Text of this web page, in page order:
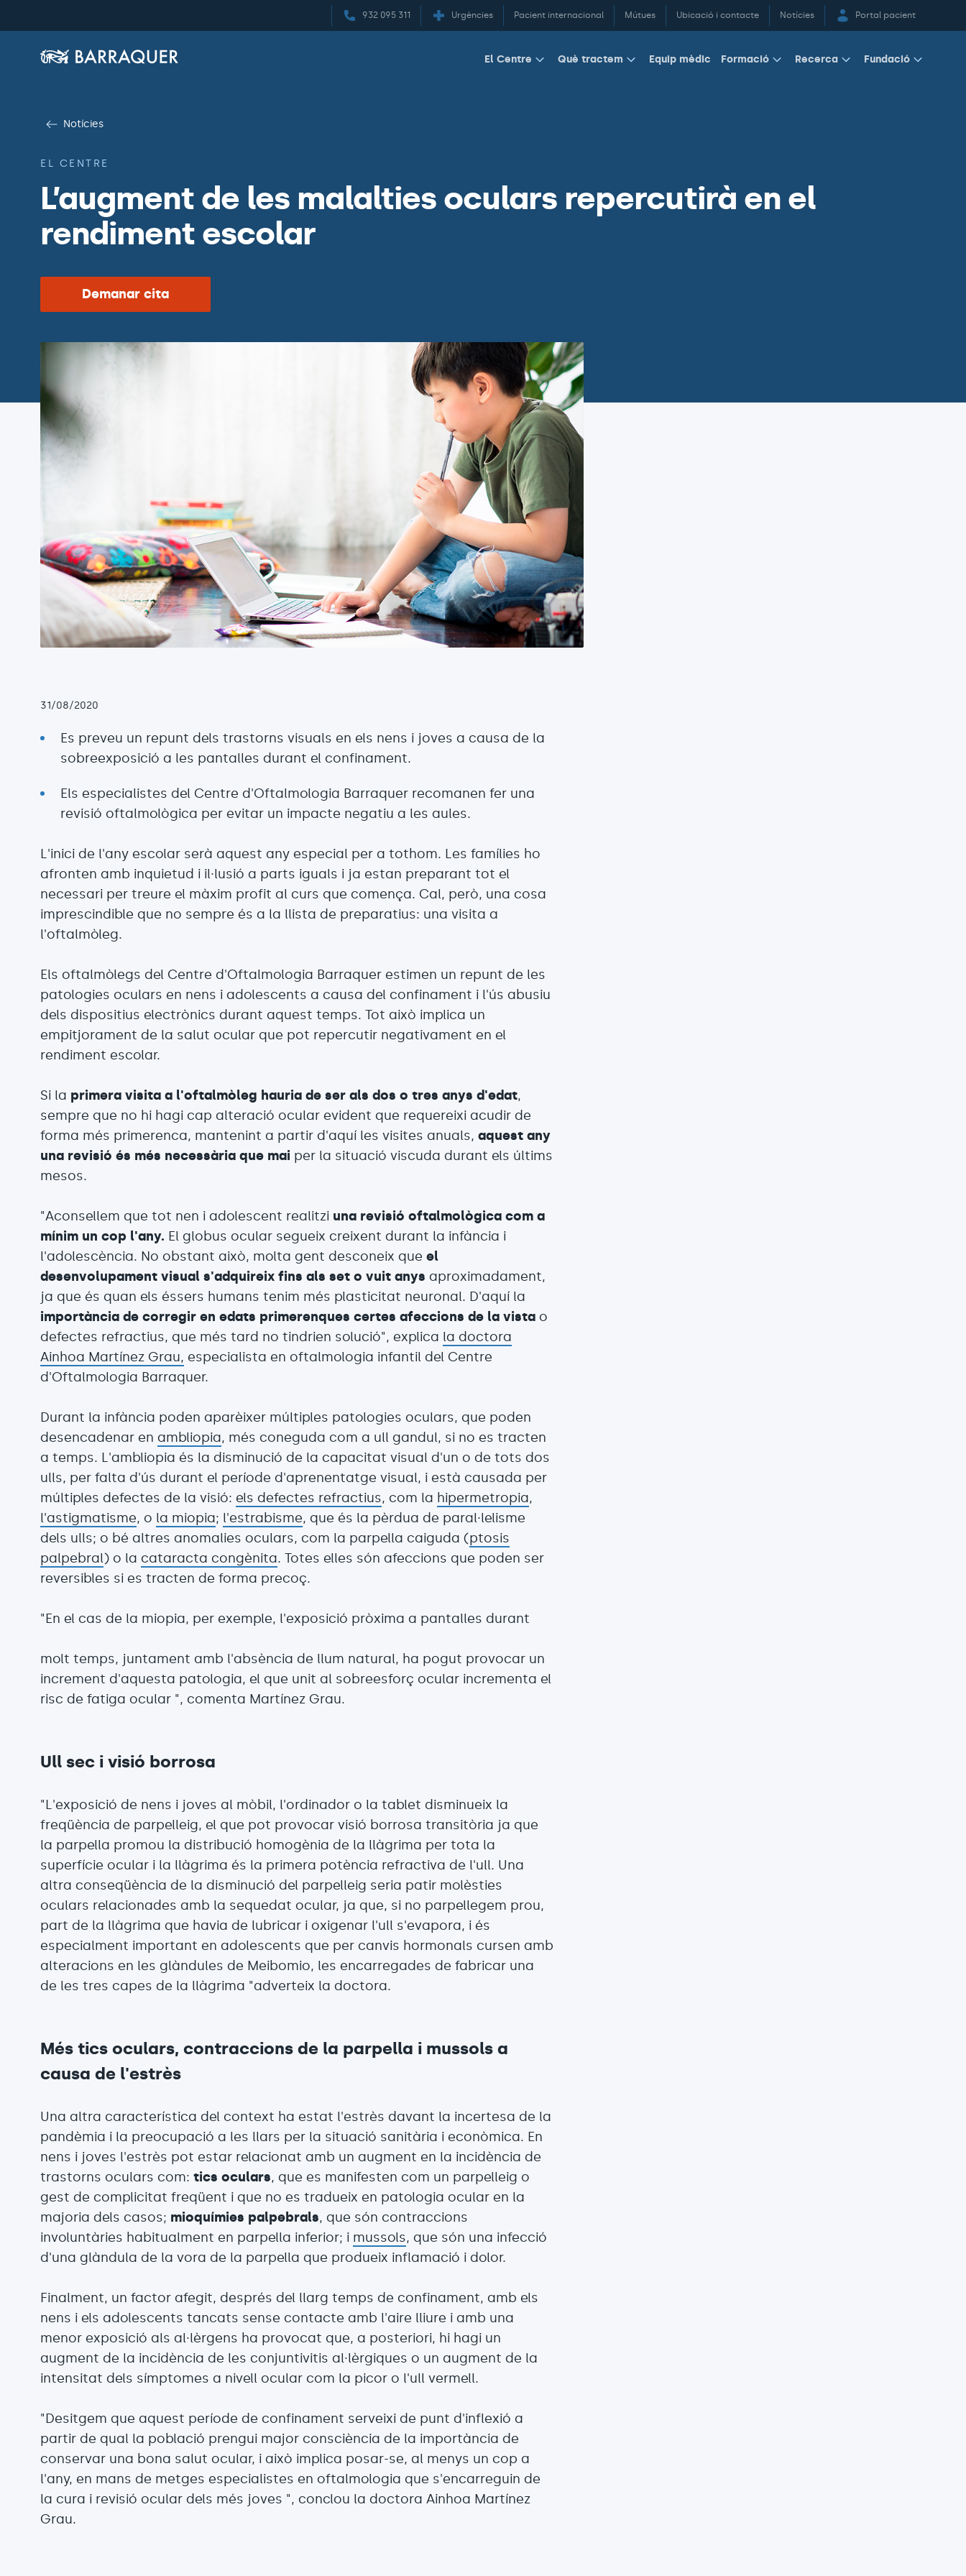
932 095 311 Urgències Pacient internacional Mútues Ubicació i contacte Notícies Portal pacient
El Centre Què tractem Equip mèdic Formació Recerca Fundació
Notícies
EL CENTRE
L’augment de les malalties oculars repercutirà en el
rendiment escolar
Demanar cita
31/08/2020
Es preveu un repunt dels trastorns visuals en els nens i joves a causa de la
sobreexposició a les pantalles durant el confinament.
Els especialistes del Centre d'Oftalmologia Barraquer recomanen fer una
revisió oftalmològica per evitar un impacte negatiu a les aules.
L'inici de l'any escolar serà aquest any especial per a tothom. Les famílies ho
afronten amb inquietud i il·lusió a parts iguals i ja estan preparant tot el
necessari per treure el màxim profit al curs que comença. Cal, però, una cosa
imprescindible que no sempre és a la llista de preparatius: una visita a
l'oftalmòleg.
Els oftalmòlegs del Centre d'Oftalmologia Barraquer estimen un repunt de les
patologies oculars en nens i adolescents a causa del confinament i l'ús abusiu
dels dispositius electrònics durant aquest temps. Tot això implica un
empitjorament de la salut ocular que pot repercutir negativament en el
rendiment escolar.
Si la primera visita a l'oftalmòleg hauria de ser als dos o tres anys d'edat,
sempre que no hi hagi cap alteració ocular evident que requereixi acudir de
forma més primerenca, mantenint a partir d'aquí les visites anuals,aquest any
una revisió és més necessària que mai per la situació viscuda durant els últims
mesos.
"Aconsellem que tot nen i adolescent realitzi una revisió oftalmològica com a
mínim un cop l'any. El globus ocular segueix creixent durant la infància i
l'adolescència. No obstant això, molta gent desconeix queel
desenvolupament visual s'adquireix fins als set o vuit anys aproximadament,
ja que és quan els éssers humans tenim més plasticitat neuronal. D'aquí la
importància de corregir en edats primerenques certes afeccions de la vista o
defectes refractius, que més tard no tindrien solució", explica la doctora
Ainhoa ​​Martínez Grau, especialista en oftalmologia infantil del Centre
d'Oftalmologia Barraquer.
Durant la infància poden aparèixer múltiples patologies oculars, que poden
desencadenar en ambliopia, més coneguda com a ull gandul, si no es tracten
a temps. L'ambliopia és la disminució de la capacitat visual d'un o de tots dos
ulls, per falta d'ús durant el període d'aprenentatge visual, i està causada per
múltiples defectes de la visió: els defectes refractius, com la hipermetropia,
l'astigmatisme, o la miopia; l'estrabisme, que és la pèrdua de paral·lelisme
dels ulls; o bé altres anomalies oculars, com la parpella caiguda (ptosis
palpebral) o la cataracta congènita. Totes elles són afeccions que poden ser
reversibles si es tracten de forma precoç.
"En el cas de la miopia, per exemple, l'exposició pròxima a pantalles durant
molt temps, juntament amb l'absència de llum natural, ha pogut provocar un
increment d'aquesta patologia, el que unit al sobreesforç ocular incrementa el
risc de fatiga ocular ", comenta Martínez Grau.
Ull sec i visió borrosa
"L'exposició de nens i joves al mòbil, l'ordinador o la tablet disminueix la
freqüència de parpelleig, el que pot provocar visió borrosa transitòria ja que
la parpella promou la distribució homogènia de la llàgrima per tota la
superfície ocular i la llàgrima és la primera potència refractiva de l'ull. Una
altra conseqüència de la disminució del parpelleig seria patir molèsties
oculars relacionades amb la sequedat ocular, ja que, si no parpellegem prou,
part de la llàgrima que havia de lubricar i oxigenar l'ull s'evapora, i és
especialment important en adolescents que per canvis hormonals cursen amb
alteracions en les glàndules de Meibomio, les encarregades de fabricar una
de les tres capes de la llàgrima "adverteix la doctora.
Més tics oculars, contraccions de la parpella i mussols a
causa de l'estrès
Una altra característica del context ha estat l'estrès davant la incertesa de la
pandèmia i la preocupació a les llars per la situació sanitària i econòmica. En
nens i joves l'estrès pot estar relacionat amb un augment en la incidència de
trastorns oculars com:tics oculars, que es manifesten com un parpelleig o
gest de complicitat freqüent i que no es tradueix en patologia ocular en la
majoria dels casos; mioquímies palpebrals, que són contraccions
involuntàries habitualment en parpella inferior; i mussols, que són una infecció
d'una glàndula de la vora de la parpella que produeix inflamació i dolor.
Finalment, un factor afegit, després del llarg temps de confinament, amb els
nens i els adolescents tancats sense contacte amb l'aire lliure i amb una
menor exposició als al·lèrgens ha provocat que, a posteriori, hi hagi un
augment de la incidència de les conjuntivitis al·lèrgiques o un augment de la
intensitat dels símptomes a nivell ocular com la picor o l'ull vermell.
"Desitgem que aquest període de confinament serveixi de punt d'inflexió a
partir de qual la població prengui major consciència de la importància de
conservar una bona salut ocular, i això implica posar-se, al menys un cop a
l'any, en mans de metges especialistes en oftalmologia que s'encarreguin de
la cura i revisió ocular dels més joves ", conclou la doctora Ainhoa Martínez
Grau.